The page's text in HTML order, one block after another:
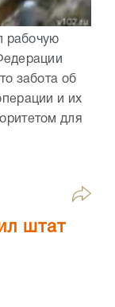
рабочую
забота об
и их
для
штат